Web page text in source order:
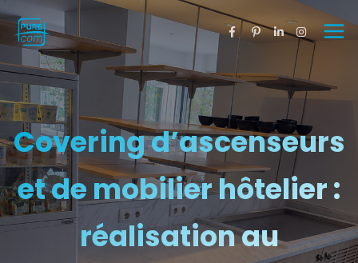
Covering d’ascenseurs
et de mobilier hôtelier :
réalisation au